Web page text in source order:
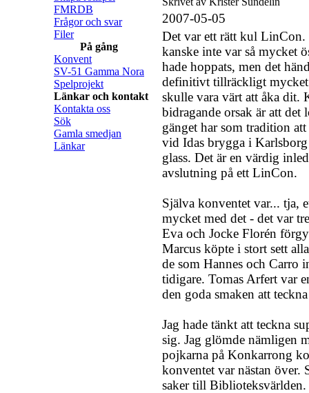
FMRDB
Frågor och svar
Filer
På gång
Konvent
SV-51 Gamma Nora
Spelprojekt
Länkar och kontakt
Kontakta oss
Sök
Gamla smedjan
Länkar
2007-05-05
Det var ett rätt kul LinCon.
kanske inte var så mycket
hade hoppats, men det
definitivt tillräckligt
skulle vara värt att åka dit.
bidragande orsak är att det
gänget har som tradition att
vid Idas brygga i Karlsborg
glass. Det är en värdig
avslutning på ett LinCon.
Själva konventet var... tja,
mycket med det - det var
Eva och Jocke Florén
Marcus köpte i stort sett
de som Hannes och Carro
tidigare. Tomas Arfert var
den goda smaken att
Jag hade tänkt att teckna
sig. Jag glömde nämligen
pojkarna på Konkarrong
konventet var nästan över.
saker till Biblioteksvärlden.